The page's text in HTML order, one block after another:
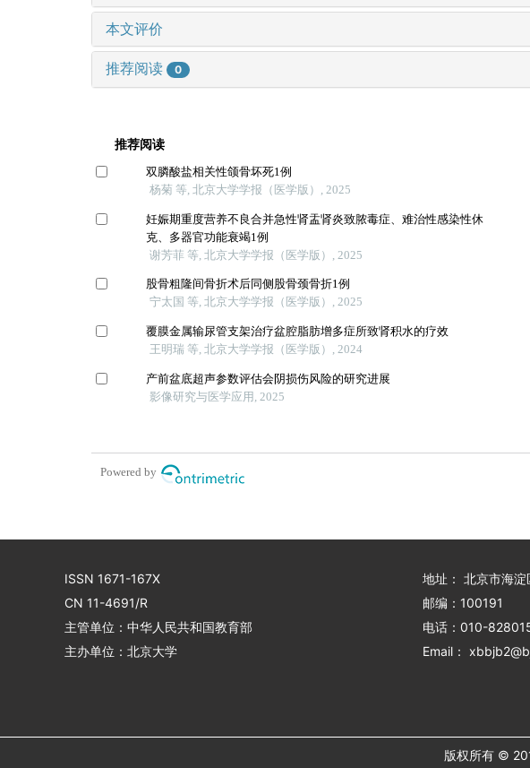
本文评价
推荐阅读 0
推荐阅读
双膦酸盐相关性颌骨坏死1例
杨菊 等, 北京大学学报（医学版）, 2025
妊娠期重度营养不良合并急性肾盂肾炎致脓毒症、难治性感染性休
克、多器官功能衰竭1例
谢芳菲 等, 北京大学学报（医学版）, 2025
股骨粗隆间骨折术后同侧股骨颈骨折1例
宁太国 等, 北京大学学报（医学版）, 2025
覆膜金属输尿管支架治疗盆腔脂肪增多症所致肾积水的疗效
王明瑞 等, 北京大学学报（医学版）, 2024
产前盆底超声参数评估会阴损伤风险的研究进展
影像研究与医学应用, 2025
Powered by
ISSN 1671-167X
CN 11-4691/R
主管单位：中华人民共和国教育部
主办单位：北京大学
地址： 北京市海淀
邮编：100191
电话：010-
Email：
版权所有 ©